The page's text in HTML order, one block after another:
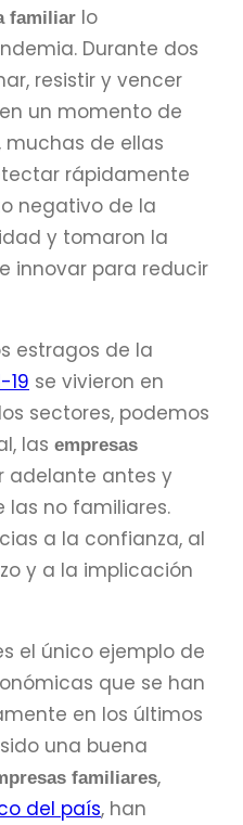
familiar lo
Durante dos
resistir y vencer
un momento de
muchas de ellas
rápidamente
negativo de la
y tomaron la
innovar para reducir
estragos de la
se vivieron en
sectores, podemos
las empresas
adelante antes y
no familiares.
a la confianza, al
y a la implicación
el único ejemplo de
que se han
en los últimos
una buena
familiares,
del país, han